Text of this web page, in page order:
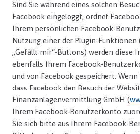
Sind Sie während eines solchen
Facebook eingeloggt, ordnet
Ihrem persönlichen Facebook-
Nutzung einer der Plugin-Funktionen
„Gefällt mir“-Buttons) werden diese
ebenfalls Ihrem Facebook-
und von Facebook gespeichert. Wenn
dass Facebook den Besuch der
Finanzanlagenvermittlung GmbH (
Ihrem Facebook-Benutzerkonto
Sie sich bitte aus Ihrem Facebook-